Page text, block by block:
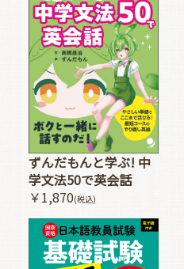
ずんだもんと学ぶ! 中
学文法50で英会話
￥1,870(税込)